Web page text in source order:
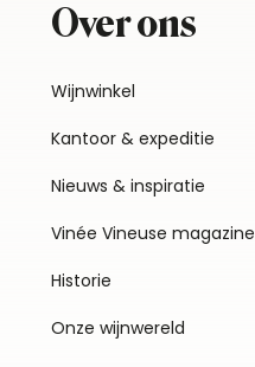
Over ons
Wijnwinkel
Kantoor & expeditie
Nieuws & inspiratie
Vinée Vineuse magazine
Historie
Onze wijnwereld